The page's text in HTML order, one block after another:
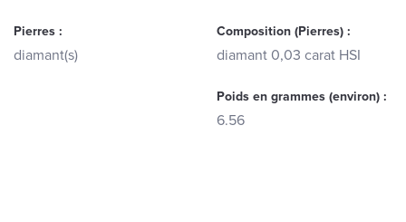
Pierres :
diamant(s)
Composition (Pierres) :
diamant 0,03 carat HSI
Poids en grammes (environ) :
6.56